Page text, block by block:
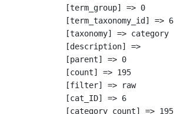
            [term_group] => 0
            [term_taxonomy_id] => 6
            [taxonomy] => category
            [description] =>
            [parent] => 0
            [count] => 195
            [filter] => raw
            [cat_ID] => 6
            [category_count] => 195